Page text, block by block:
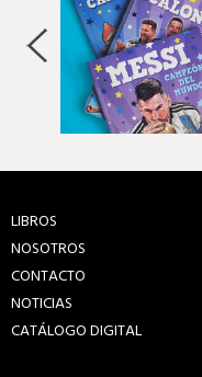
LIBROS
NOSOTROS
CONTACTO
NOTICIAS
CATÁLOGO DIGITAL